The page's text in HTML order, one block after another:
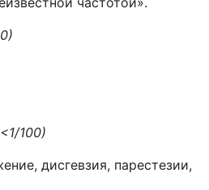
100)
дисгевзия, парестезии,